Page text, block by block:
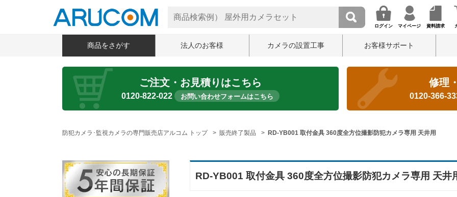
ログイン マイページ 資料請求
商品をさがす 法人のお客様 カメラの設置工事 お客様サポート
ご注文・お見積りはこちら
0120-822-022 お問い合わせフォームはこちら
修理
0120-366-
防犯カメラ･監視カメラの専門販売店アルコム トップ 販売終了製品 RD-YB001 取付金具 360度全方位撮影防犯カメラ専用 天井用
RD-YB001 取付金具 360度全方位撮影防犯カメラ専用 天井